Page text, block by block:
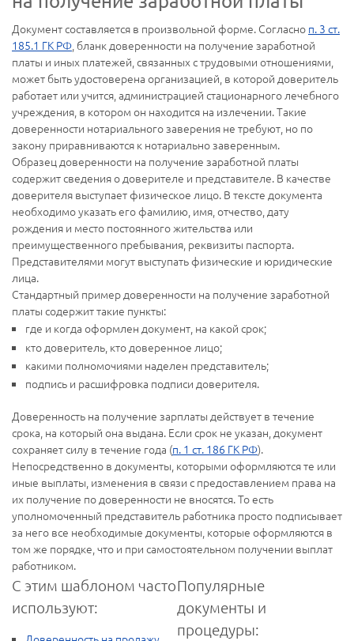
Документ составляется в произвольной форме. Согласно п. 3 ст.
185.1 ГК РФ, бланк доверенности на получение заработной
платы и иных платежей, связанных с трудовыми отношениями,
может быть удостоверена организацией, в которой доверитель
работает или учится, администрацией стационарного лечебного
учреждения, в котором он находится на излечении. Такие
доверенности нотариального заверения не требуют, но по
закону приравниваются к нотариально заверенным.
Образец доверенности на получение заработной платы
содержит сведения о доверителе и представителе. В качестве
доверителя выступает физическое лицо. В тексте документа
необходимо указать его фамилию, имя, отчество, дату
рождения и место постоянного жительства или
преимущественного пребывания, реквизиты паспорта.
Представителями могут выступать физические и юридические
лица.
Стандартный пример доверенности на получение заработной
платы содержит такие пункты:
где и когда оформлен документ, на какой срок;
кто доверитель, кто доверенное лицо;
какими полномочиями наделен представитель;
подпись и расшифровка подписи доверителя.
Доверенность на получение зарплаты действует в течение
срока, на который она выдана. Если срок не указан, документ
сохраняет силу в течение года (п. 1 ст. 186 ГК РФ).
Непосредственно в документы, которыми оформляются те или
иные выплаты, изменения в связи с предоставлением права на
их получение по доверенности не вносятся. То есть
уполномоченный представитель работника просто подписывает
за него все необходимые документы, которые оформляются в
том же порядке, что и при самостоятельном получении выплат
работником.
С этим шаблоном часто
используют:
Популярные
документы и
процедуры: